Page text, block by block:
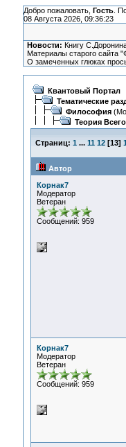
Добро пожаловать, Гость.
08 Августа 2026, 09:36:23
Новости: Книгу
Материалы старого сайта
О замеченных глюках
Квантовый Портал
Тематические
Философия
Теория
Страниц: 1 ... 11 12[13]
Автор
Корнак7
Модератор
Ветеран
Сообщений: 959
Корнак7
Модератор
Ветеран
Сообщений: 959